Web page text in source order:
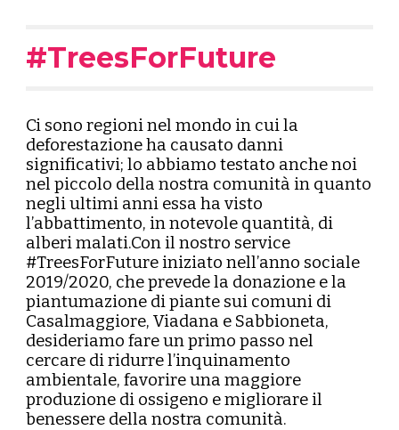
#TreesForFuture
Ci sono regioni nel mondo in cui la
deforestazione ha causato danni
significativi; lo abbiamo testato anche noi
nel piccolo della nostra comunità in quanto
negli ultimi anni essa ha visto
l’abbattimento, in notevole quantità, di
alberi malati.Con il nostro service
#TreesForFuture iniziato nell’anno sociale
2019/2020, che prevede la donazione e la
piantumazione di piante sui comuni di
Casalmaggiore, Viadana e Sabbioneta,
desideriamo fare un primo passo nel
cercare di ridurre l’inquinamento
ambientale, favorire una maggiore
produzione di ossigeno e migliorare il
benessere della nostra comunità.